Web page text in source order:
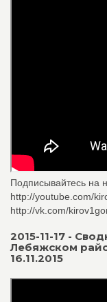
Подписывайтесь на
http://youtube.com/
http://vk.com/
2015-11-17 -
Лебяжском
16.11.2015